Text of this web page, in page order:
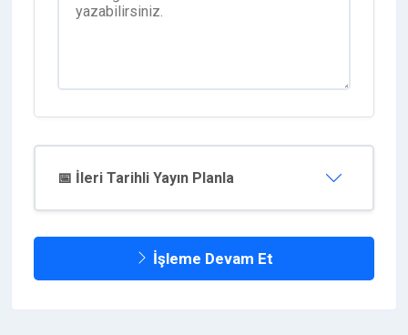
📅 İleri Tarihli Yayın Planla
İşleme Devam Et